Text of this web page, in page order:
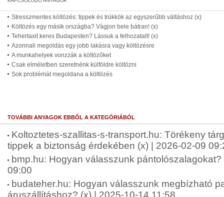
Stresszmentes költözés: tippek és trükkök az egyszerűbb váltáshoz (x)
Költözés egy másik országba? Vágjon bele bátran! (x)
Tehertaxit keres Budapesten? Lássuk a felhozatalt! (x)
Azonnali megoldás egy jobb lakásra vagy költözésre
A munkahelyek vonzzák a költözőket
Csak elméletben szeretnénk külföldre költözni
Sok problémát megoldana a költözés
TOVÁBBI ANYAGOK EBBŐL A KATEGÓRIÁBÓL
Koltoztetes-szallitas-s-transport.hu: Törékeny
tippek a biztonság érdekében (x) | 2026-02-09
bmp.hu: Hogyan válasszunk
09:00
budateher.hu: Hogyan válasszunk megbízható
áruszállításhoz? (x) | 2025-10-14 11:58